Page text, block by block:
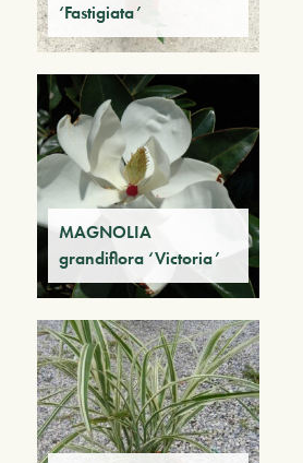
‘Fastigiata’
MAGNOLIA
grandiflora ‘Victoria’